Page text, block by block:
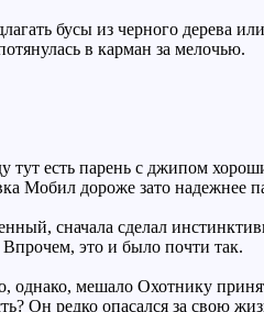
бусы из черного дерева
в карман за мелочью.
тут есть парень с джипом
Мобил дороже зато надежнее
сначала сделал
это и было почти так.
однако, мешало Охотнику
Он редко опасался за свою